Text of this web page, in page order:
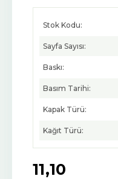
Stok Kodu:
Sayfa Sayısı:
Baskı:
Basım Tarihi:
Kapak Türü:
Kağıt Türü:
11,10